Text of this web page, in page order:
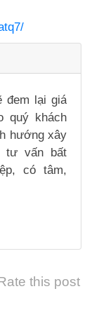
đem lại giá
quý khách
hướng xây
tư vấn bất
có tâm,
this post